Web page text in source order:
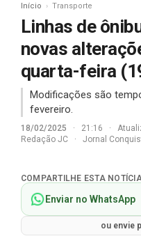
Início Transporte
Linhas de
novas
quarta-feira
Modificações são
fevereiro.
18/02/2025 · 21:16 ·
Redação JC
· Jornal
COMPARTILHE ESTA
Enviar no WhatsApp
ou envie